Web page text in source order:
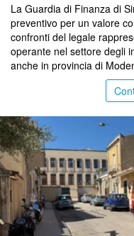
La Guardia di Finanza di
preventivo per un valore
confronti del legale
operante nel settore degli
anche in provincia di